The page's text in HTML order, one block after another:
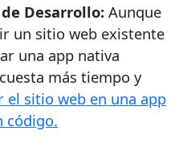
Desarrollo: Aunque
un sitio web existente
una app nativa
más tiempo y
el sitio web en una app
código.